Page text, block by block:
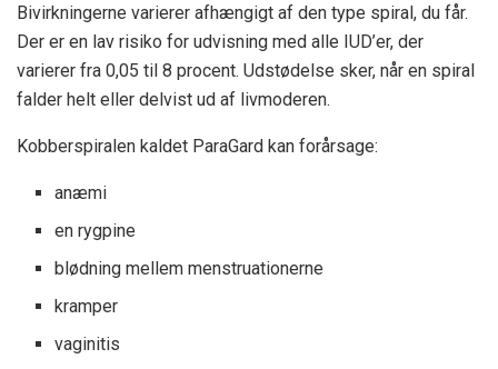
Bivirkningerne varierer afhængigt af den type spiral, du får.
Der er en lav risiko for udvisning med alle IUD’er, der
varierer fra 0,05 til 8 procent. Udstødelse sker, når en spiral
falder helt eller delvist ud af livmoderen.
Kobberspiralen kaldet ParaGard kan forårsage:
anæmi
en rygpine
blødning mellem menstruationerne
kramper
vaginitis